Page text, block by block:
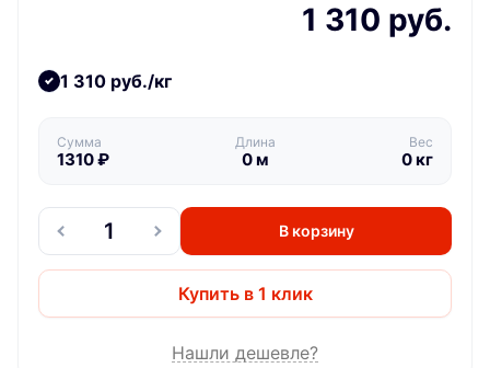
1 310 руб.
1 310 руб./кг
Сумма
1310₽
Длина
0м
Вес
0кг
В корзину
Купить в 1 клик
Нашли дешевле?